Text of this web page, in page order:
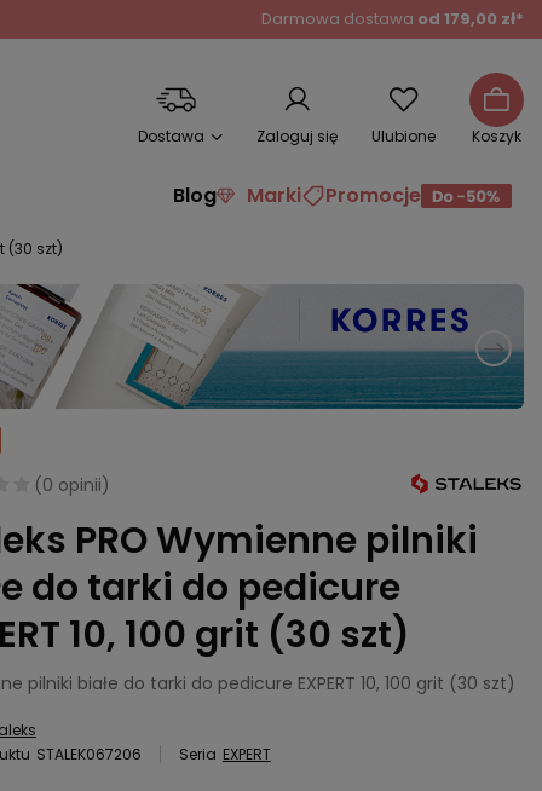
Darmowa dostawa od 179,00 zł*
Dostawa Zaloguj się Ulubione Koszyk
Blog Marki Promocje
(30 szt)
(0 opinii)
PRO Wymienne pilniki
do tarki do pedicure
10, 100 grit (30 szt)
pilniki białe do tarki do pedicure EXPERT 10, 100 grit (30 szt)
STALEK067206 Seria EXPERT